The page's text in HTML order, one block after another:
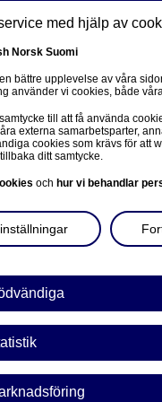
Om oss
i
med hjälp av
Norsk Suomi
bättre upplevelse av våra
använder vi cookies, både
till att få använda
externa samarbetsparter,
cookies som krävs för att
ditt samtycke.
och hur vi behandlar